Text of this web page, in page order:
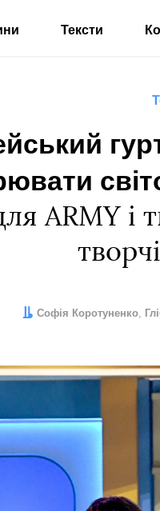
Тексти
ARMY і
Автор:
Софія Коротуненко
Редактор: